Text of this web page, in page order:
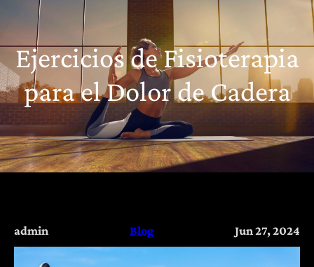
Ejercicios de Fisioterapia
para el Dolor de Cadera
admin Blog Jun 27, 2024